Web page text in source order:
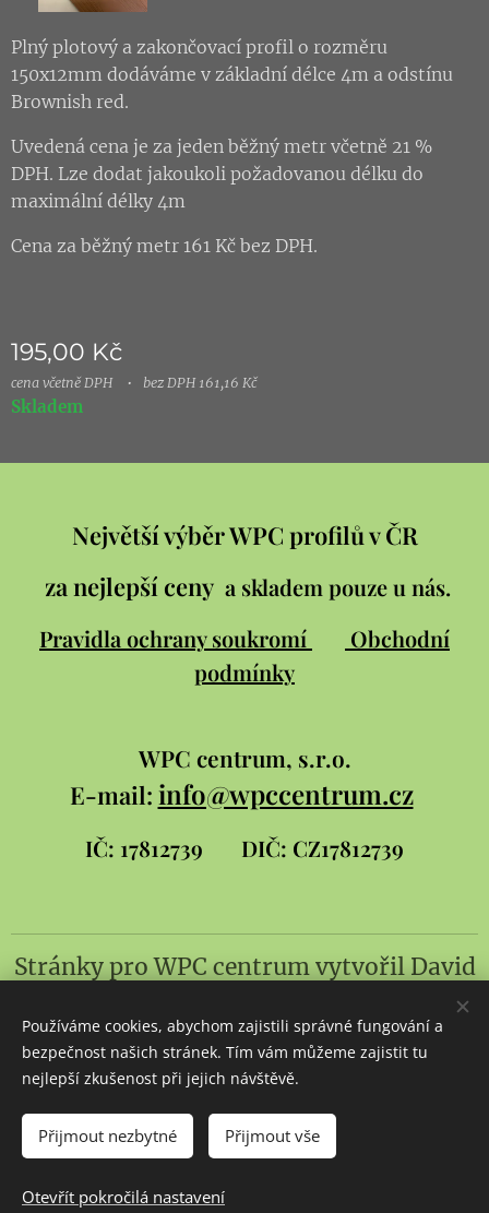
Plný plotový a zakončovací profil o rozměru
150x12mm dodáváme v základní délce 4m a odstínu
Brownish red.
Uvedená cena je za jeden běžný metr včetně 21 %
DPH. Lze dodat jakoukoli požadovanou délku do
maximální délky 4m
Cena za běžný metr 161 Kč bez DPH.
195,00 Kč
cena včetně DPH bez DPH 161,16 Kč
Skladem
Do košíku
Největší výběr WPC profilů v ČR
za nejlepší ceny a skladem pouze u nás.
Pravidla ochrany soukromí
Obchodní
podmínky
WPC centrum, s.r.o.
E-mail: info@wpccentrum.cz
IČ: 17812739 DIČ: CZ17812739
Stránky pro WPC centrumvytvořilDavid
Cookies
Jazyky
Čeština
Slovenčina English
Používáme cookies, abychom zajistili správné fungování a
bezpečnost našich stránek. Tím vám můžeme zajistit tu
nejlepší zkušenost při jejich návštěvě.
Přijmout nezbytné Přijmout vše
Otevřít pokročilá nastavení